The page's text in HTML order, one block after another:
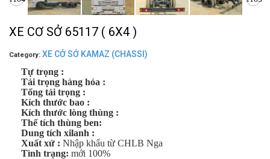
XE CƠ SỞ 65117 ( 6X4 )
Category: XE CỞ SỞ KAMAZ (CHASSI)
Tự trọng :
Tải trọng hàng hóa :
Tổng tải trọng :
Kích thước bao :
Kích thước lòng thùng :
Thể tích thùng ben:
Dung tích xilanh :
Xuất xứ : Nhập khẩu từ CHLB Nga
Tình trạng: mới 100%